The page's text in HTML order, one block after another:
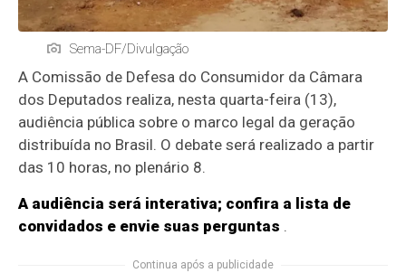
Sema-DF/Divulgação
A Comissão de Defesa do Consumidor da Câmara
dos Deputados realiza, nesta quarta-feira (13),
audiência pública sobre o marco legal da geração
distribuída no Brasil. O debate será realizado a partir
das 10 horas, no plenário 8.
A audiência será interativa; confira a lista de
convidados e envie suas perguntas .
Continua após a publicidade